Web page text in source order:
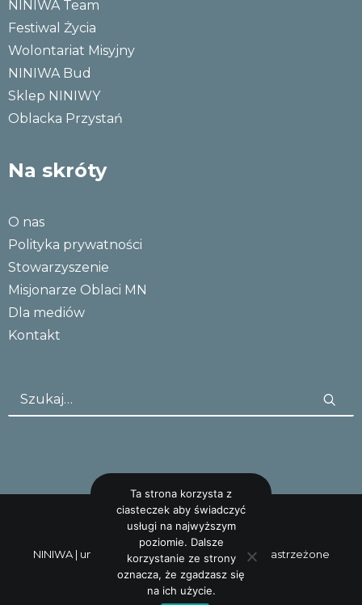
NINIWA Team
Festiwal Życia
Wolontariat Misyjny
NINIWA Bud
Sklep NINIWY
Oblacka Przystań
Na skróty
O nas
Polityka prywatności
Stowarzyszenie
Misjonarze Oblaci MN
Dla mediów
Kontakt
NINIWA | uncreative: studioWszystkie prawa zastrzeżone
Ta strona korzysta z
ciasteczek aby świadczyć
usługi na najwyższym
poziomie. Dalsze
korzystanie ze strony
oznacza, że zgadzasz się
na ich użycie.